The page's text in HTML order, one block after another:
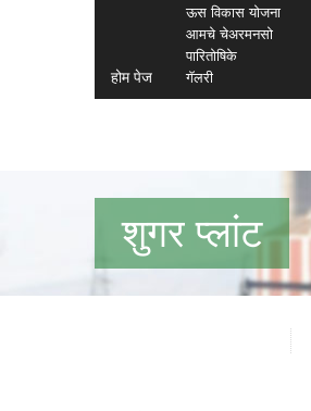
होम पेज
ऊस विकास योजना
आमचे चेअरमनसो
पारितोषिके
गॅलरी
शुगर प्लांट